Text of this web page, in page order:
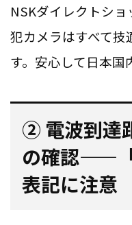
NSKダイレクトシ
犯カメラはすべて技
す。安心して日本国
② 電波到達
の確認——
表記に注意